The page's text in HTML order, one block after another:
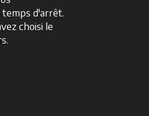
d'arrêt.
choisi le